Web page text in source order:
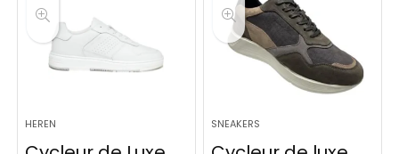
HEREN SNEAKERS